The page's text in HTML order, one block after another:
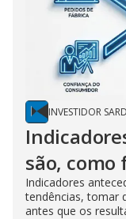
INVESTIDOR
são,
Indicadores
tendências, tomar
antes que os